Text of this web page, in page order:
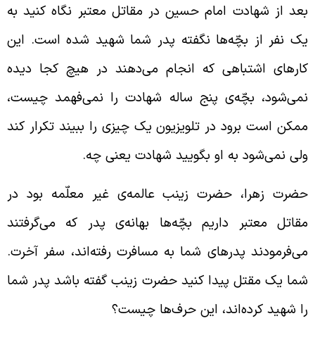
از شهادت امام حسین در مقاتل معتبر نگاه کنید به
نفر از بچّه‌ها نگفته پدر شما شهید شده است. این
اشتباهی که انجام می‌دهند در هیچ کجا دیده
بچّه‌ی پنج ساله شهادت را نمی‌فهمد چیست،
است برود در تلویزیون یک چیزی را ببیند تکرار کند
نمی‌شود به او بگویید شهادت یعنی چه.
زهرا، حضرت زینب عالمه‌ی غیر معلّمه بود در
معتبر داریم بچّه‌ها بهانه‌ی پدر که می‌گرفتند
پدرهای شما به مسافرت رفته‌اند، سفر آخرت.
یک مقتل پیدا کنید حضرت زینب گفته باشد پدر شما
شهید کرده‌اند، این حرف‌ها چیست؟